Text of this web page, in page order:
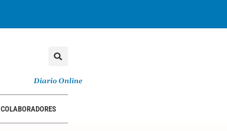
Diario Online
COLABORADORES